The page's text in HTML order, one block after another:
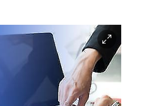
이
미
지
확
대